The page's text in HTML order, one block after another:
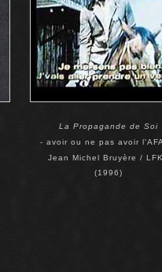
La Propagande de Soi
- avoir ou ne pas avoir
Jean Michel Bruyère /
(1996)